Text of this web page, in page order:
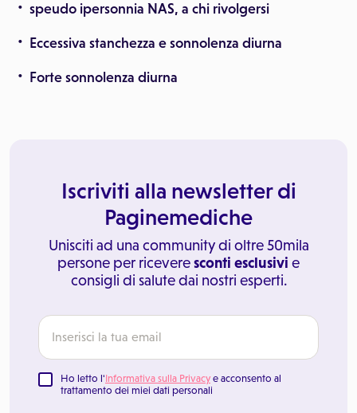
speudo ipersonnia NAS, a chi rivolgersi
Eccessiva stanchezza e sonnolenza diurna
Forte sonnolenza diurna
Iscriviti alla newsletter di
Paginemediche
Unisciti ad una community di oltre 50mila
persone per riceveresconti esclusivi e
consigli di salute dai nostri esperti.
Ho letto l'Informativa sulla Privacy e acconsento al
trattamento dei miei dati personali